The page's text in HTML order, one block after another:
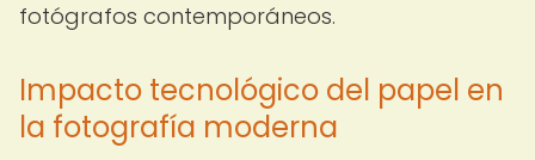
fotógrafos contemporáneos.
Impacto tecnológico del papel en
la fotografía moderna